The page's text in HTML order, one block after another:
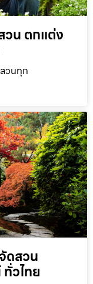
วน ตกแต่ง
วนทุก
ดสวน
วไทย